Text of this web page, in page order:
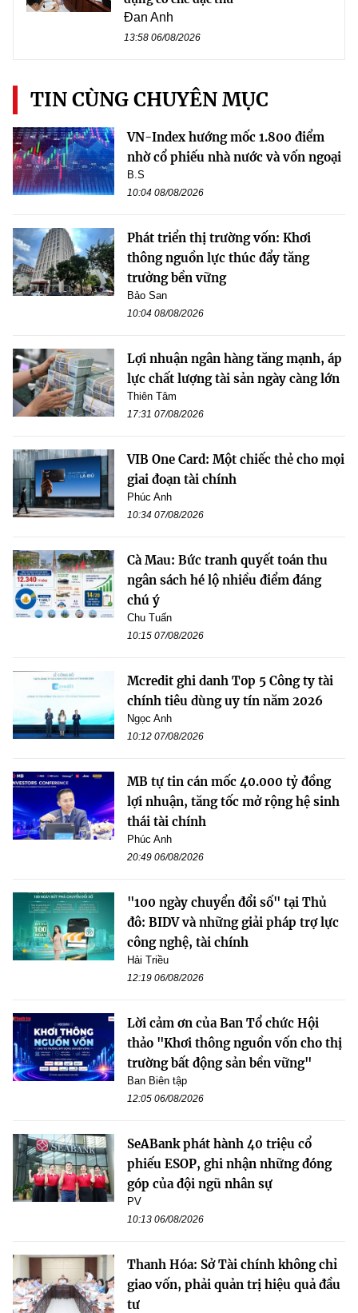
Đan Anh
13:58 06/08/2026
TIN CÙNG CHUYÊN MỤC
VN-Index hướng mốc 1.800 điểm
nhờ cổ phiếu nhà nước và vốn ngoại
B.S
10:04 08/08/2026
Phát triển thị trường vốn: Khơi
thông nguồn lực thúc đẩy tăng
trưởng bền vững
Bảo San
10:04 08/08/2026
Lợi nhuận ngân hàng tăng mạnh, áp
lực chất lượng tài sản ngày càng lớn
Thiên Tâm
17:31 07/08/2026
VIB One Card: Một chiếc thẻ cho mọi
giai đoạn tài chính
Phúc Anh
10:34 07/08/2026
Cà Mau: Bức tranh quyết toán thu
ngân sách hé lộ nhiều điểm đáng
chú ý
Chu Tuấn
10:15 07/08/2026
Mcredit ghi danh Top 5 Công ty tài
chính tiêu dùng uy tín năm 2026
Ngọc Anh
10:12 07/08/2026
MB tự tin cán mốc 40.000 tỷ đồng
lợi nhuận, tăng tốc mở rộng hệ sinh
thái tài chính
Phúc Anh
20:49 06/08/2026
"100 ngày chuyển đổi số" tại Thủ
đô: BIDV và những giải pháp trợ lực
công nghệ, tài chính
Hải Triều
12:19 06/08/2026
Lời cảm ơn của Ban Tổ chức Hội
thảo "Khơi thông nguồn vốn cho thị
trường bất động sản bền vững"
Ban Biên tập
12:05 06/08/2026
SeABank phát hành 40 triệu cổ
phiếu ESOP, ghi nhận những đóng
góp của đội ngũ nhân sự
PV
10:13 06/08/2026
Thanh Hóa: Sở Tài chính không chỉ
giao vốn, phải quản trị hiệu quả đầu
tư